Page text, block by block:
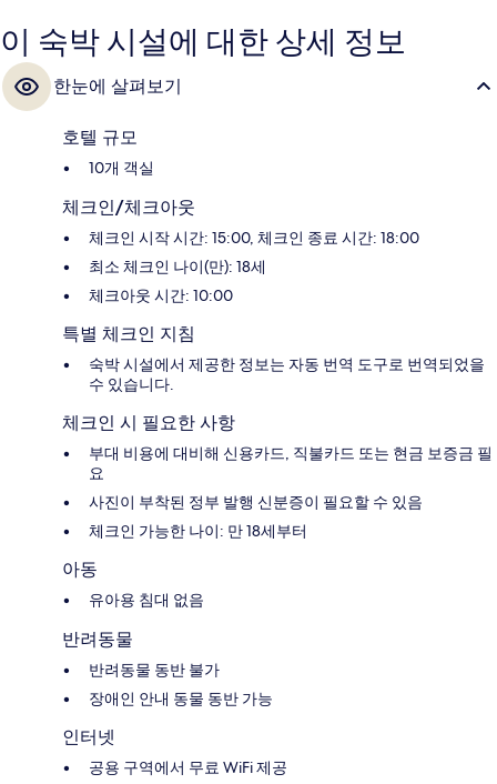
이 숙박 시설에 대한 상세 정보
한눈에 살펴보기
호텔 규모
10개 객실
체크인/체크아웃
체크인 시작 시간: 15:00, 체크인 종료 시간: 18:00
최소 체크인 나이(만): 18세
체크아웃 시간: 10:00
특별 체크인 지침
숙박 시설에서 제공한 정보는 자동 번역 도구로 번역되었을
수 있습니다.
체크인 시 필요한 사항
부대 비용에 대비해 신용카드, 직불카드 또는 현금 보증금 필
요
사진이 부착된 정부 발행 신분증이 필요할 수 있음
체크인 가능한 나이: 만 18세부터
아동
유아용 침대 없음
반려동물
반려동물 동반 불가
장애인 안내 동물 동반 가능
인터넷
공용 구역에서 무료 WiFi 제공